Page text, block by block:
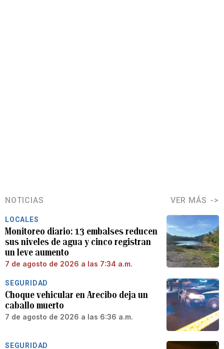
NOTICIAS VER MÁS
LOCALES
Monitoreo diario: 13 embalses reducen
sus niveles de agua y cinco registran
un leve aumento
7 de agosto de 2026 a las 7:34 a.m.
SEGURIDAD
Choque vehicular en Arecibo deja un
caballo muerto
7 de agosto de 2026 a las 6:36 a.m.
SEGURIDAD